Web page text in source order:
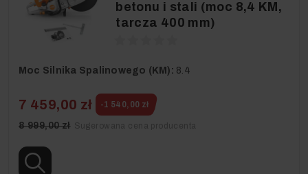
betonu i stali (moc 8,4 KM,
tarcza 400 mm)
Moc Silnika Spalinowego (KM): 8.4
7 459,00 zł -1 540,00 zł
8 999,00 zł